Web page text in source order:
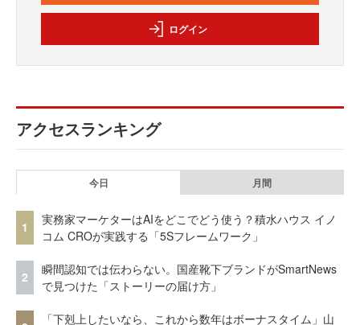
ログイン
アクセスランキング
今日 月間
1
実務家マーケターはAIをどこでどう使う？積水ハウス イノ
コム CROが実践する「5Sフレームワーク」
2
瞬間認知では伝わらない。国産靴下ブランドがSmartNews
で見つけた「ストーリーの届け方」
「下剋上したいなら、これから数年はボーナスタイム」山